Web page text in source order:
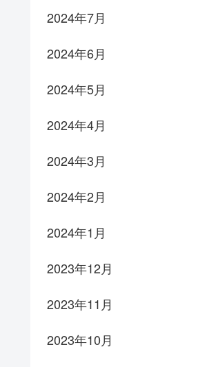
2024年7月
2024年6月
2024年5月
2024年4月
2024年3月
2024年2月
2024年1月
2023年12月
2023年11月
2023年10月